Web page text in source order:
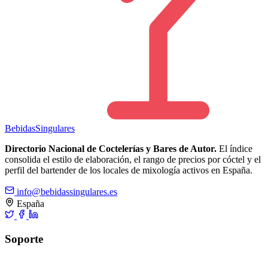
BebidasSingulares
Directorio Nacional de Coctelerías y Bares de Autor. El índice
consolida el estilo de elaboración, el rango de precios por cóctel y el
perfil del bartender de los locales de mixología activos en España.
info@bebidassingulares.es
España
Soporte